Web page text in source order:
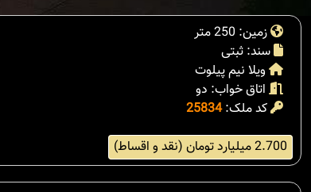
زمین: 250 متر
سند: ثبتی
ویلا نیم پیلوت
اتاق خواب: دو
کد ملک:25834
2.700 میلیارد تومان (نقد و اقساط)